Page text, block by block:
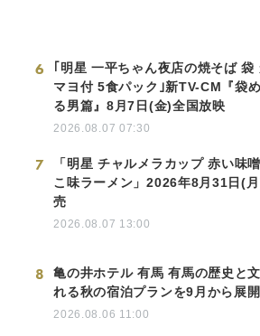
6
｢明星 一平ちゃん夜店の焼そば 袋
マヨ付 5食パック｣新TV-CM『袋
る男篇』8月7日(金)全国放映
2026.08.07 07:30
7
「明星 チャルメラカップ 赤い味
こ味ラーメン」2026年8月31日(
売
2026.08.07 13:00
8
亀の井ホテル 有馬 有馬の歴史と
れる秋の宿泊プランを9月から展開
2026.08.06 11:00